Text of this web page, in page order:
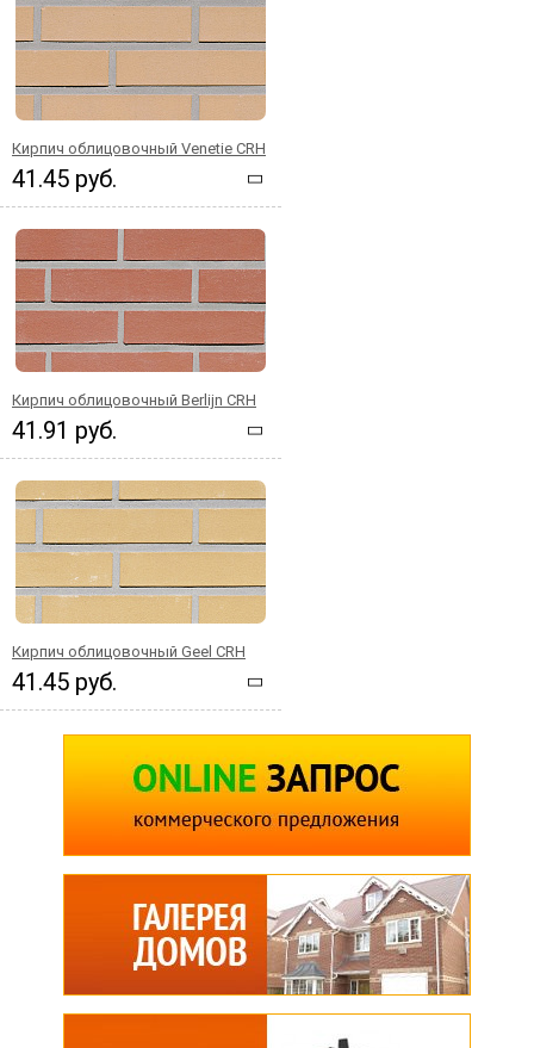
Кирпич облицовочный Venetie CRH
41.45 руб.
Кирпич облицовочный Berlijn CRH
41.91 руб.
Кирпич облицовочный Geel CRH
41.45 руб.